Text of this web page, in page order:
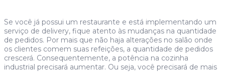
Se você já possui um restaurante e está implementando um
serviço de delivery, fique atento às mudanças na quantidade
de pedidos. Por mais que não haja alterações no salão onde
os clientes comem suas refeições, a quantidade de pedidos
crescerá. Consequentemente, a potência na cozinha
industrial precisará aumentar. Ou seja, você precisará de mais